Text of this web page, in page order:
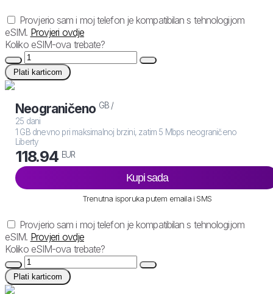
Provjerio sam i moj telefon je kompatibilan s tehnologijom
eSIM. Provjeri ovdje
Koliko eSIM-ova trebate?
Plati karticom
Neograničeno GB /
25 dani
1 GB dnevno pri maksimalnoj brzini, zatim 5 Mbps neograničeno
Liberty
118.94 EUR
Kupi sada
Trenutna isporuka putem emaila i SMS
Provjerio sam i moj telefon je kompatibilan s tehnologijom
eSIM. Provjeri ovdje
Koliko eSIM-ova trebate?
Plati karticom